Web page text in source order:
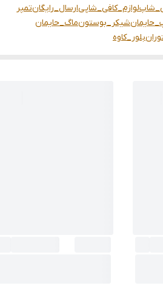
لوازم_کافی_شاپیارسال_رایگانتمپر
شيكر_بوستونماگ_حایمان
بلور_کاوه